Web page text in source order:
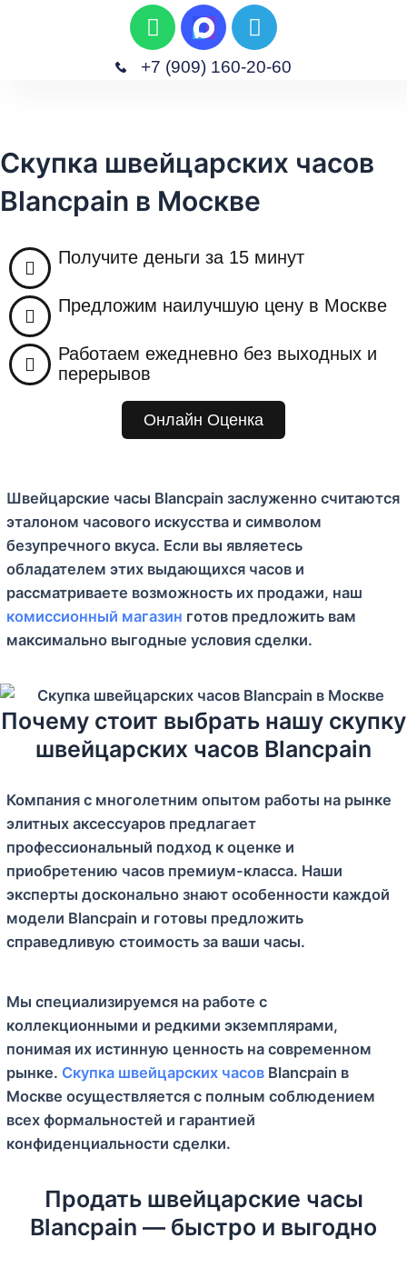
и
к
с
ж
м
W
h
a
t
p
p
T
e
l
e
m
+7 (909) 160-20-60
u
Скупка швейцарских часов
Blancpain в Москве
Получите деньги за 15 минут
Предложим наилучшую цену в Москве
Работаем ежедневно без выходных и
перерывов
Онлайн Оценка
Швейцарские часы Blancpain заслуженно считаются
эталоном часового искусства и символом
безупречного вкуса. Если вы являетесь
обладателем этих выдающихся часов и
рассматриваете возможность их продажи, наш
комиссионный магазин готов предложить вам
максимально выгодные условия сделки.
Почему стоит выбрать нашу скупку
швейцарских часов Blancpain
Компания с многолетним опытом работы на рынке
элитных аксессуаров предлагает
профессиональный подход к оценке и
приобретению часов премиум-класса. Наши
эксперты досконально знают особенности каждой
модели Blancpain и готовы предложить
справедливую стоимость за ваши часы.
Мы специализируемся на работе с
коллекционными и редкими экземплярами,
понимая их истинную ценность на современном
рынке. Скупка швейцарских часов Blancpain в
Москве осуществляется с полным соблюдением
всех формальностей и гарантией
конфиденциальности сделки.
Продать швейцарские часы
Blancpain — быстро и выгодно